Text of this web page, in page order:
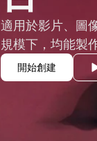
適用於影片、圖
規模下，均能製
開始創建